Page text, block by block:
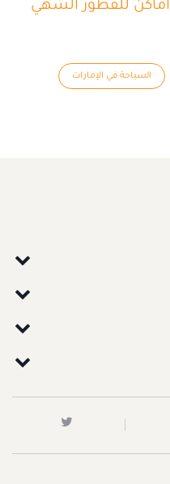
أفضل 10 أماكن للفطور الشهي
السياحة في الإمارات